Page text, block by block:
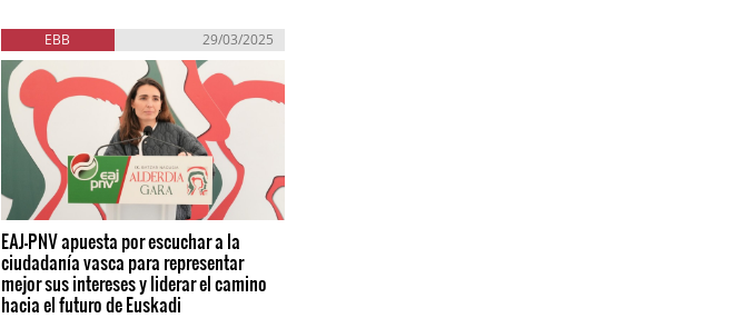
EBB 29/03/2025
EAJ-PNV apuesta por escuchar a la
ciudadanía vasca para representar
mejor sus intereses y liderar el camino
hacia el futuro de Euskadi